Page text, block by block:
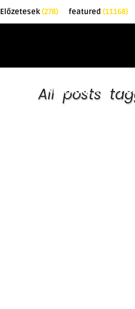
Előzetesek(278) featured (11168)
KRITIKÁK
All posts